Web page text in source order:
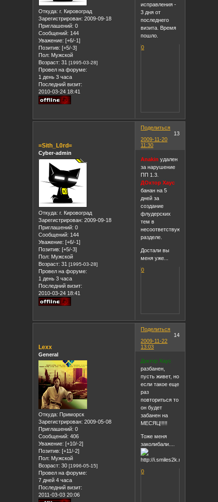
Откуда: г. Кировоград
Зарегистрирован: 2009-09-18
Приглашений: 0
Сообщений: 144
Уважение: [+6/-1]
Позитив: [+5/-3]
Пол: Мужской
Возраст: 31[1995-03-28]
Провел на форуме:
1 день 3 часа
Последний визит:
2010-03-24 18:41
исправления -
3 дня от
последнего
визита. Время
пошло.
0
Поделиться
13
2009-11-20
11:30
=Sith_L0rd=
Cyber-admin
Откуда: г. Кировоград
Зарегистрирован: 2009-09-18
Приглашений: 0
Сообщений: 144
Уважение: [+6/-1]
Позитив: [+5/-3]
Пол: Мужской
Возраст: 31[1995-03-28]
Провел на форуме:
1 день 3 часа
Последний визит:
2010-03-24 18:41
Anakin удален
за нарушение
ПП 1.3.
ДОктор Хаус
банан на 5
дней за
создание
флудерских
тем в
несоответствующем
разделе.
Достали вы
меня уже...
0
Поделиться
14
2009-11-22
13:03
Lexx
General
Откуда: Приморск
Зарегистрирован: 2009-05-08
Приглашений: 0
Сообщений: 406
Уважение: [+10/-2]
Позитив: [+11/-2]
Пол: Мужской
Возраст: 30[1996-05-15]
Провел на форуме:
7 дней 4 часа
Последний визит:
2011-03-03 20:06
Доктор Хаус
разбанен,
пусть живет, но
если такое еще
раз
повториться то
он будет
забанен на
МЕСЯЦ!!!!!
Тоже меня
заколибали....
0